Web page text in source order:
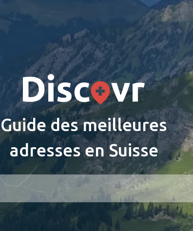
Guide des meilleures
adresses en Suisse